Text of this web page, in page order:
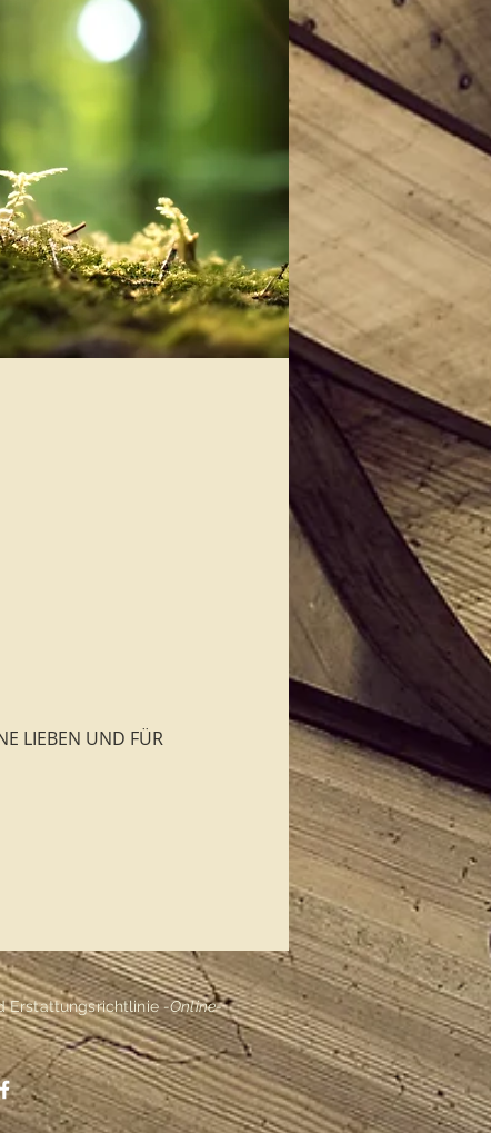
LIEBEN UND FÜR
Erstattungsrichtlinie-Online-